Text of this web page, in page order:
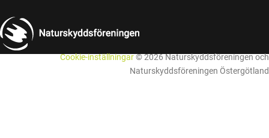
Cookie-inställningar© 2026 Naturskyddsföreningen och
Naturskyddsföreningen Östergötland